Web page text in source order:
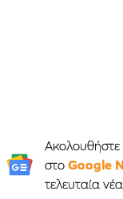
Ακολουθήστε
στο Google
τελευταία